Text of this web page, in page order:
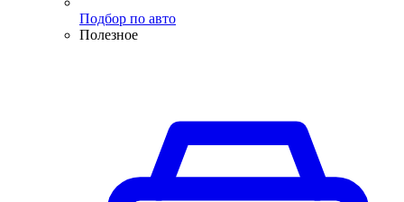
Подбор по авто
Полезное